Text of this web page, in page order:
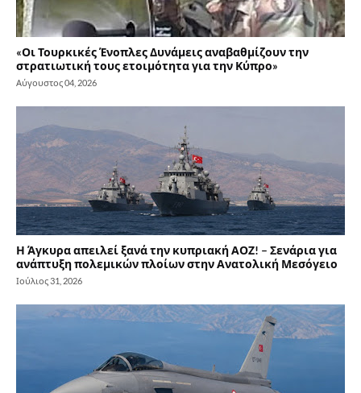
«Οι Τουρκικές Ένοπλες Δυνάμεις αναβαθμίζουν την
στρατιωτική τους ετοιμότητα για την Κύπρο»
Αύγουστος 04, 2026
Η Άγκυρα απειλεί ξανά την κυπριακή ΑΟΖ! – Σενάρια για
ανάπτυξη πολεμικών πλοίων στην Ανατολική Μεσόγειο
Ιούλιος 31, 2026